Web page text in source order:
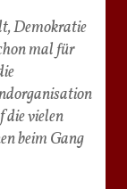
Demokratie
mal für
vielen
beim Gang